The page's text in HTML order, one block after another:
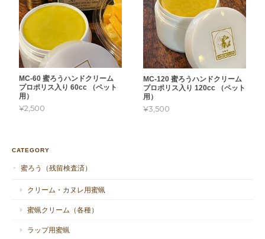
MC-60 蜜ろうハンドクリーム
プロポリス入り 60cc （ペット
用）
¥2,500
MC-120 蜜ろうハンドクリーム
プロポリス入り 120cc （ペット
用）
¥3,500
CATEGORY
蜜ろう（残留検査済）
クリーム・カヌレ用蜜蝋
蜜蝋クリーム（各種）
ラップ用蜜蝋